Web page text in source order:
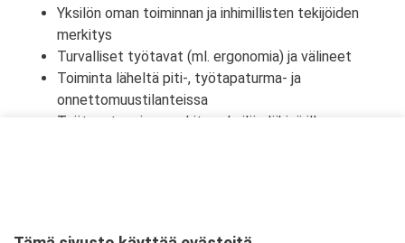
Yksilön oman toiminnan ja inhimillisten tekijöiden
merkitys
Turvalliset työtavat (ml. ergonomia) ja välineet
Toiminta läheltä piti-, työtapaturma- ja
onnettomuustilanteissa
Työtapaturmien merkitys yksilön lähipiirille,